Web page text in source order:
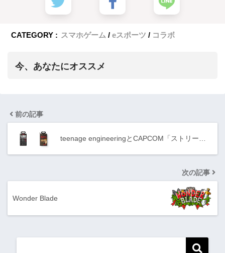
CATEGORY : スマホゲーム eスポーツ コラボ
今、あなたにオススメ
前の記事
teenage engineeringとCAPCOM「ストリー…
次の記事
Wonder Blade